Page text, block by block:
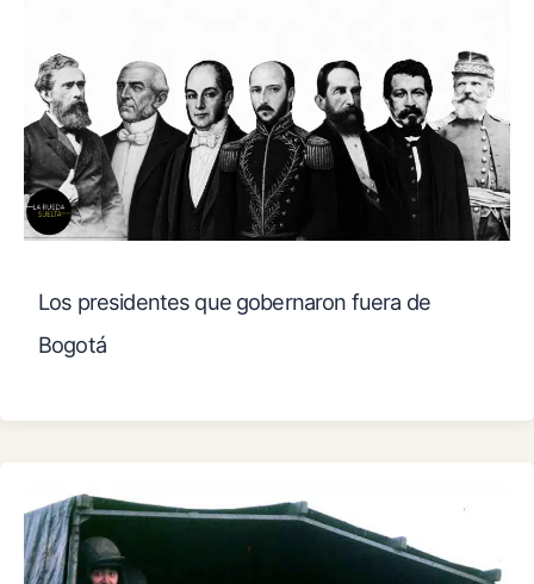
Los presidentes que gobernaron fuera de
Bogotá